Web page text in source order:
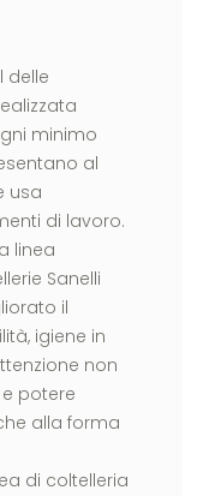
delle
minimo
al
usa
di lavoro.
linea
Sanelli
il
igiene in
non
potere
alla forma
di coltelleria